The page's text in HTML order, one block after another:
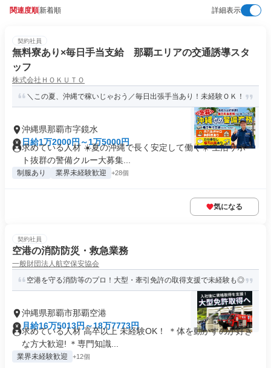
関連度順新着順 詳細表示
契約社員
無料寮あり×毎日手当支給 那覇エリアの交通誘導スタ
ッフ
株式会社ＨＯＫＵＴＯ
＼この夏、沖縄で稼いじゃおう／毎日出張手当あり！未経験ＯＫ！
沖縄県那覇市字鏡水
日給1万2000円～1万5000円
求めている人材 ☀️夏の沖縄で長く安定して働く☀️ 生活サポー
ト抜群の警備クルー大募集...
制服あり 業界未経験歓迎 +28個
気になる
契約社員
空港の消防防災・救急業務
一般財団法人航空保安協会
空港を守る消防等のプロ！大型・牽引免許の取得支援で未経験も◎
沖縄県那覇市那覇空港
月給16万5013円～18万7773円
求めている人材 高卒以上 未経験OK！ ＊体を動かすのが好き
な方大歓迎! ＊専門知識...
業界未経験歓迎 +12個